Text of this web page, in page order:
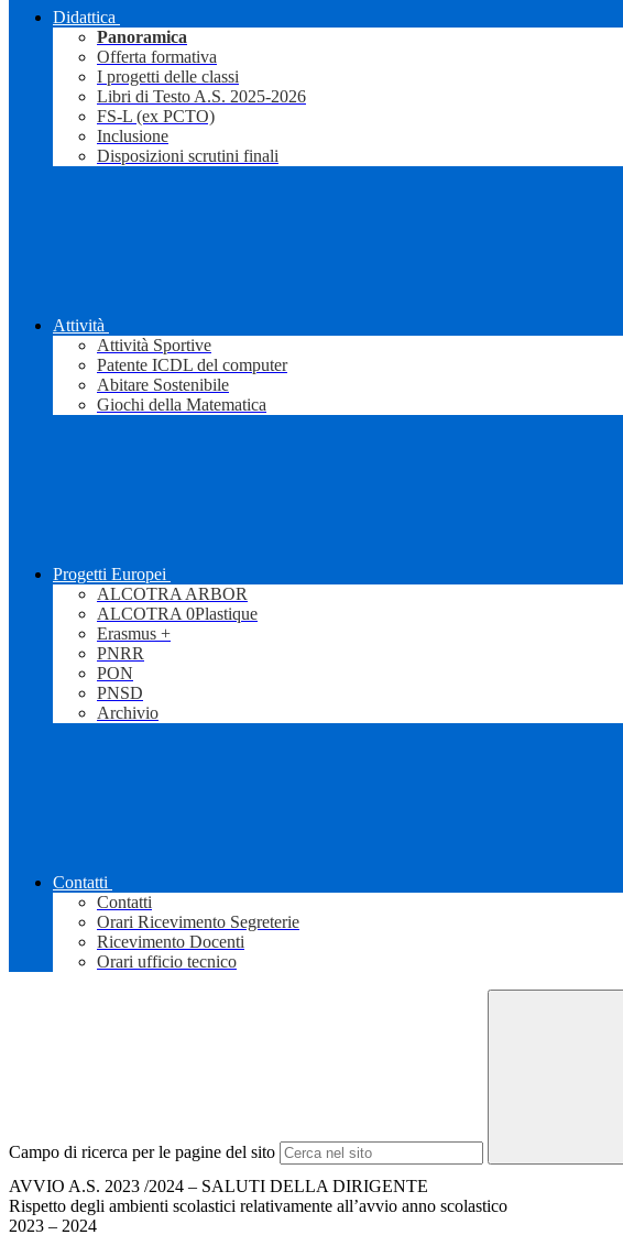
Didattica
Panoramica
Offerta formativa
I progetti delle classi
Libri di Testo A.S. 2025-2026
FS-L (ex PCTO)
Inclusione
Disposizioni scrutini finali
Attività
Attività Sportive
Patente ICDL del computer
Abitare Sostenibile
Giochi della Matematica
Progetti Europei
ALCOTRA ARBOR
ALCOTRA 0Plastique
Erasmus +
PNRR
PON
PNSD
Archivio
Contatti
Contatti
Orari Ricevimento Segreterie
Ricevimento Docenti
Orari ufficio tecnico
Campo di ricerca per le pagine del sito
AVVIO A.S. 2023 /2024 – SALUTI DELLA DIRIGENTE
Rispetto degli ambienti scolastici relativamente all’avvio anno scolastico
2023 – 2024